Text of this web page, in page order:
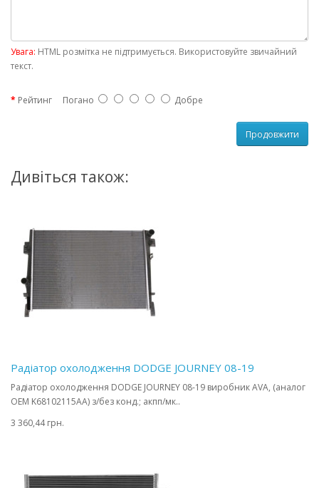
Увага: HTML розмітка не підтримується. Використовуйте звичайний
текст.
Рейтинг Погано Добре
Продовжити
Дивіться також:
Радіатор охолодження DODGE JOURNEY 08-19
Радіатор охолодження DODGE JOURNEY 08-19 виробник AVA, (аналог
OEM K68102115AA) з/без конд.; акпп/мк..
3 360,44 грн.